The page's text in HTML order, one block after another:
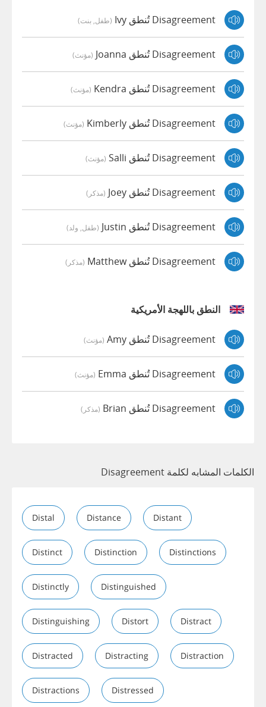
Disagreement تُنطق Ivy (طفل, بنت)
Disagreement تُنطق Joanna (مؤنث)
Disagreement تُنطق Kendra (مؤنث)
Disagreement تُنطق Kimberly (مؤنث)
Disagreement تُنطق Salli (مؤنث)
Disagreement تُنطق Joey (مذكر)
Disagreement تُنطق Justin (طفل, ولد)
Disagreement تُنطق Matthew (مذكر)
النطق باللهجة الأمريكية
Disagreement تُنطق Amy (مؤنث)
Disagreement تُنطق Emma (مؤنث)
Disagreement تُنطق Brian (مذكر)
الكلمات المشابه لكلمة Disagreement
Distal Distance Distant
Distinct Distinction Distinctions
Distinctly Distinguished
Distinguishing Distort Distract
Distracted Distracting Distraction
Distractions Distressed